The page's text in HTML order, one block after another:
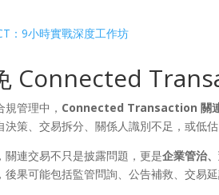
：9小時實戰深度工作坊
Connected
管理中， Connected Transaction 關
決策、交易拆分、關係人識別不足，或低
關連交易不只是披露問題，更是企業管治
後果可能包括監管問詢、公告補救、交易